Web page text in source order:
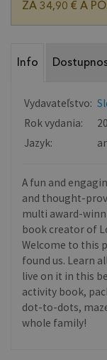
ZA 34,90 € A
Info
Vydavateľstvo:
Rok vydania:
Jazyk:
A fun and
and thought-
multi award-
book creator of
Welcome to this
found us. Learn
live on it in this
activity book,
dot-to-dots,
whole family!